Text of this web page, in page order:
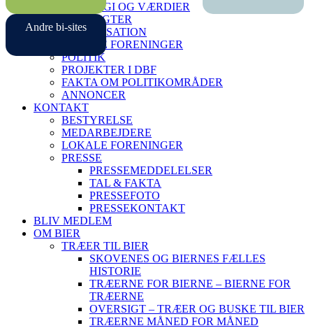
Andre bi-sites
STRATEGI OG VÆRDIER
VEDTÆGTER
ORGANISATION
LOKALE FORENINGER
POLITIK
PROJEKTER I DBF
FAKTA OM POLITIKOMRÅDER
ANNONCER
KONTAKT
BESTYRELSE
MEDARBEJDERE
LOKALE FORENINGER
PRESSE
PRESSEMEDDELELSER
TAL & FAKTA
PRESSEFOTO
PRESSEKONTAKT
BLIV MEDLEM
OM BIER
TRÆER TIL BIER
SKOVENES OG BIERNES FÆLLES
HISTORIE
TRÆERNE FOR BIERNE – BIERNE FOR
TRÆERNE
OVERSIGT – TRÆER OG BUSKE TIL BIER
TRÆERNE MÅNED FOR MÅNED